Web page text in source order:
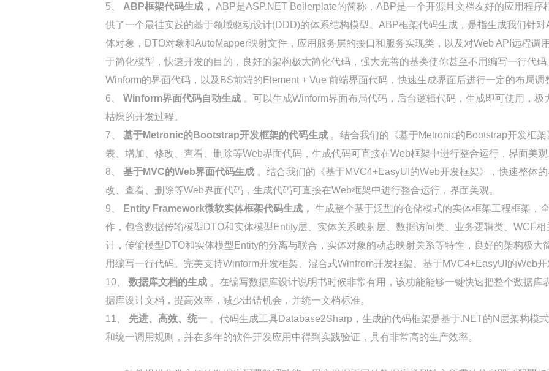
5、 ABP框架代码生成， ABP是ASP.NET Boilerplate的简称，ABP是一个开源且文档友好的应用程
供了一个最徍实践的基于领域驱动设计(DDD)的体系结构模型。ABP框架代码生成，是指生成我们针
体对象，DTO对象和AutoMapper映射文件，应用服务层的接口和服务实现类，以及对Web API远程调
于简化模型，快速开发的目的，良好的架构极大简化代码，强大完善的基类使你甚至不用编写一行代
Winform的界面代码，以及BS前端的Element + Vue 前端界面代码，快速生成界面后进行一定的布局调
6、 Winform界面代码自动生成 。可以生成Winform界面布局代码，后台逻辑代码，生成即可使用，
枯燥的开发过程。
7、 基于Metronic的Bootstrap开发框架的代码生成 。结合我们的《基于Metronic的Bootstrap开发框
表、增加、修改、查看、删除等Web界面代码，生成代码可直接在Web框架中进行整合运行，界面美
8、 基于MVC的Web界面代码生成 。结合我们的《基于MVC4+EasyUI的Web开发框架》，快速整体
改、查看、删除等Web界面代码，生成代码可直接在Web框架中进行整合运行，界面美观。
9、
Entity Framework微软实体框架代码生成， 生成整个基于泛型的仓储模式的实体框架工程框架，
作，包含数据传输模型DTO和实体模型Entity层、实体关系映射层、数据访问类、业务逻辑类、WCF
计，传输模型DTO和实体模型Entity的分离与联合，实体对象的动态映射关系等特性，良好的架构极大
用编写一行代码。完美支持Winform开发框架、混合式Winfrom开发框架、基于MVC4+EasyUI的Web
10、 数据库文档的生成 。在编写数据库设计说明书时候非常有用，该功能能够一键快速把整个数据库
据库设计文档，提高效率，减少出错机会，并统一文档标准。
11、 先进、高效、统一 。代码生成工具Database2Sharp，生成的代码框架是基于.NET的N层架构模
和统一调用规则，并在多年的软件开发应用中得到实践验证，具有非常高的生产效率。